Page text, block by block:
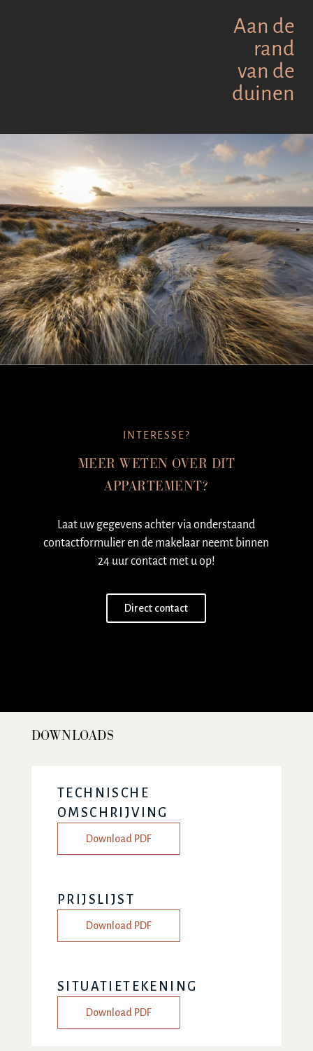
Aan de
rand
van de
duinen
INTERESSE?
MEER WETEN OVER DIT
APPARTEMENT?
Laat uw gegevens achter via onderstaand
contactformulier en de makelaar neemt binnen
24 uur contact met u op!
Direct contact
DOWNLOADS
TECHNISCHE
OMSCHRIJVING
Download PDF
PRIJSLIJST
Download PDF
SITUATIETEKENING
Download PDF